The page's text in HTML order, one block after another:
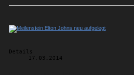
Details
17.03.2014